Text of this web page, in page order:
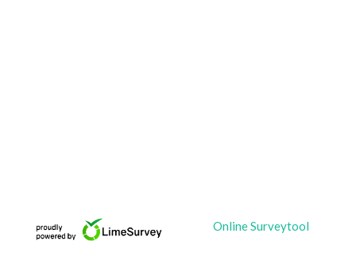
Online Surveytool